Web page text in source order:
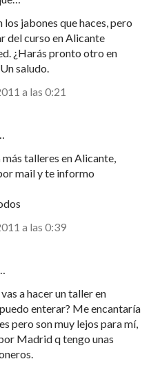
jabones que haces, pero
del curso en Alicante
¿Harás pronto otro en
saludo.
a las 0:21
talleres en Alicante,
mail y te informo
a las 0:39
a hacer un taller en
enterar? Me encantaría
pero son muy lejos para mí,
Madrid q tengo unas